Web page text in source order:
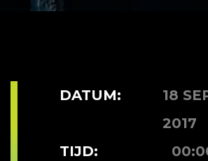
DATUM:
18
2017
TIJD: